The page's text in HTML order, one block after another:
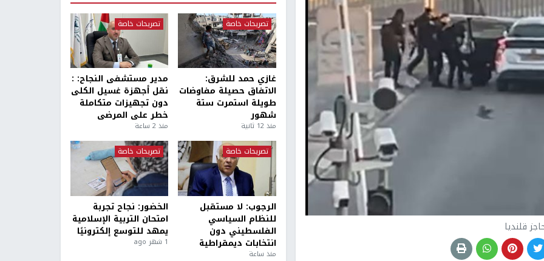
قلنديا
تصريحات خاصة
غازي حمد للشرق:
الاتفاق حصيلة مفاوضات
طويلة استمرت ستة
شهور
منذ 12 ثانية
تصريحات خاصة
مدير مستشفى النجاح: :
نقل أجهزة غسيل الكلى
دون تجهيزات متكاملة
خطر على المرضى
منذ 2 ساعة
تصريحات خاصة
الرجوب: لا مستقبل
للنظام السياسي
الفلسطيني دون
انتخابات ديمقراطية
منذ ساعة
تصريحات خاصة
الخضور: نجاح تجربة
امتحان التربية الإسلامية
يمهد للتوسع إلكترونيًا
1 شهر ago